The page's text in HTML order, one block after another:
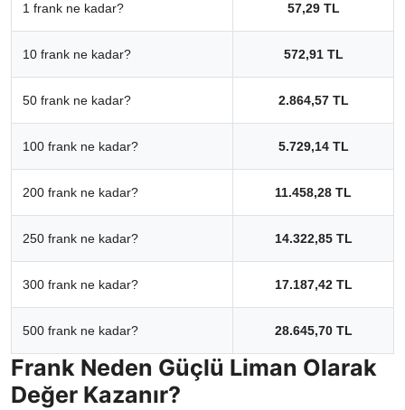
1 frank ne kadar? 57,29 TL
10 frank ne kadar? 572,91 TL
50 frank ne kadar? 2.864,57 TL
100 frank ne kadar? 5.729,14 TL
200 frank ne kadar? 11.458,28 TL
250 frank ne kadar? 14.322,85 TL
300 frank ne kadar? 17.187,42 TL
500 frank ne kadar? 28.645,70 TL
Frank Neden Güçlü Liman Olarak
Değer Kazanır?